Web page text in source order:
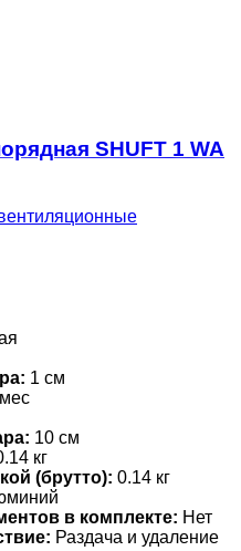
SHUFT 1 WA
1 см
10 см
кг
(брутто): 0.14 кг
в комплекте: Нет
Раздача и удаление